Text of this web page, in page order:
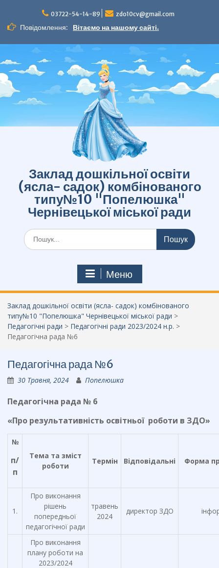
вмісту
03722-54-14-89 zdo10cv@gmail.com
Повідомлення: Вітаємо на нашому сайті.
Заклад дошкільної освіти
(ясла- садок) комбінованого
типу№10 "Попелюшка"
Чернівецької міської ради
Шукати:
Меню
Заклад дошкільної освіти (ясла- садок) комбінованого
типу№10 "Попелюшка" Чернівецької міської ради >
Педагогічні ради > Педагогічні ради 2023/2024 н.р. >
Педагогічна рада №6
Педагогічна рада №6
30 Травня, 2024 Попелюшка
Педагогічна рада № 6
«Про результативність освітньої роботи в ЗДО»
№
п/
п
Тема та зміст
роботи
Термін Відповідальні Форма
1.
Про виконання
рішень
попередньої
педагогічної ради
травень
2024
директор ЗДО
Про виконання
плану роботи на
2023/2024